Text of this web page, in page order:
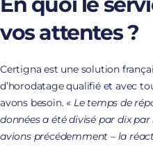
vos attentes ?
Certigna est une solution
d’horodatage qualifié et avec
avons besoin. « Le temps de
données a été divisé par dix
avions précédemment – la